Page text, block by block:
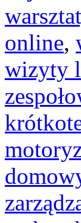
online,
wizyty